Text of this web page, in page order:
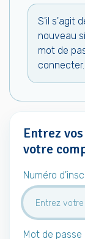
S'il s'agit
nouveau
mot de
connecter.
Entrez
votre
Numéro
Mot de passe